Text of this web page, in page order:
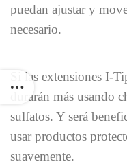
puedan ajustar y
necesario.
Si las extensiones I-
durarán más usando
sulfatos. Y será
usar productos
suavemente.